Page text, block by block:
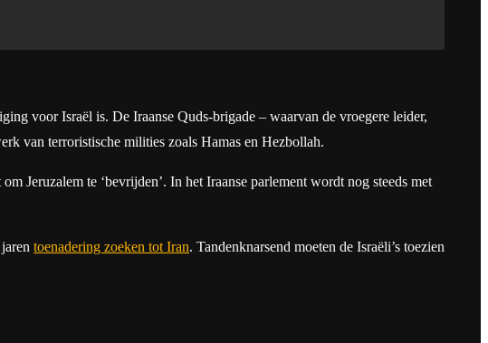
voor Israël is. De Iraanse Quds-brigade – waarvan de vroegere leider,
van terroristische milities zoals Hamas en Hezbollah.
Jeruzalem te ‘bevrijden’. In het Iraanse parlement wordt nog steeds met
toenadering zoeken tot Iran. Tandenknarsend moeten de Israëli’s toezien